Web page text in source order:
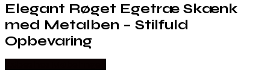
Elegant Røget Egetræ Skænk
med Metalben – Stilfuld
Opbevaring